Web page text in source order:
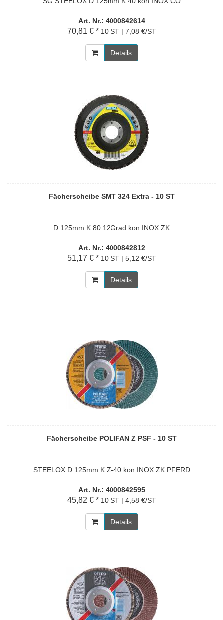
Art. Nr.: 4000842614
70,81 € * 10 ST | 7,08 €/ST
Details
Fächerscheibe SMT 324 Extra - 10 ST
D.125mm K.80 12Grad kon.INOX ZK
Art. Nr.: 4000842812
51,17 € * 10 ST | 5,12 €/ST
Details
Fächerscheibe POLIFAN Z PSF - 10 ST
STEELOX D.125mm K.Z-40 kon.INOX ZK PFERD
Art. Nr.: 4000842595
45,82 € * 10 ST | 4,58 €/ST
Details